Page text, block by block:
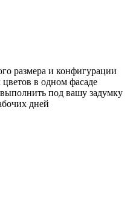
размера и конфигурации
в одном фасаде
под вашу задумку
дней